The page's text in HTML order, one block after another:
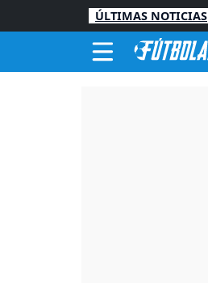
ÚLTIMAS NOTICIAS